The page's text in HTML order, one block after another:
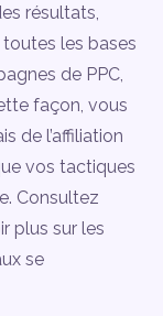
résultats,
les bases
de PPC,
façon, vous
de l’affiliation
vos tactiques
Consultez
plus sur les
se